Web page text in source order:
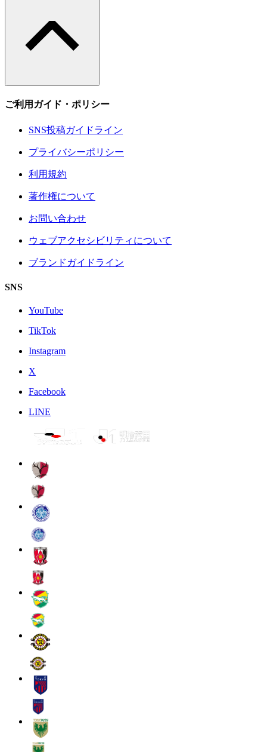
ご利用ガイド・ポリシー
SNS投稿ガイドライン
プライバシーポリシー
利用規約
著作権について
お問い合わせ
ウェブアクセシビリティについて
ブランドガイドライン
SNS
YouTube
TikTok
Instagram
X
Facebook
LINE